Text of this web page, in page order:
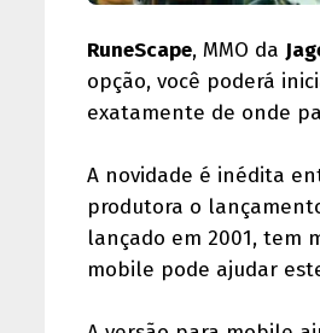
RuneScape, MMO da
opção, você poderá
exatamente de onde
A novidade é inédita
produtora o
lançado em 2001, tem
mobile pode ajudar